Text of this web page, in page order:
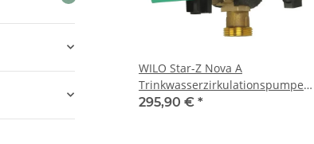
WILO Star-Z Nova A
Trinkwasserzirkulationspumpe
1" 138 mm 4132751
295,90 € *